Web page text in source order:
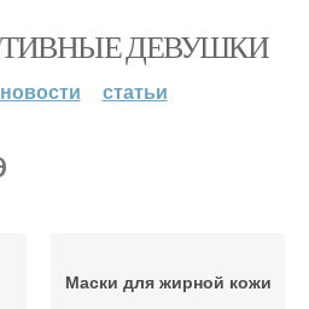
ДЕВУШКИ
новости статьи
Маски для жирной кожи